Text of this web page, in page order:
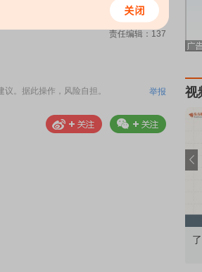
责任编辑：137
。据此操作，风险自担。 举报 视